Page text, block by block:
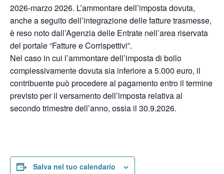
2026-marzo 2026. L’ammontare dell’imposta dovuta,
anche a seguito dell’integrazione delle fatture trasmesse,
è reso noto dall’Agenzia delle Entrate nell’area riservata
del portale “Fatture e Corrispettivi”.
Nel caso in cui l’ammontare dell’imposta di bollo
complessivamente dovuta sia inferiore a 5.000 euro, il
contribuente può procedere al pagamento entro il termine
previsto per il versamento dell’imposta relativa al
secondo trimestre dell’anno, ossia il 30.9.2026.
Salva nel tuo calendario